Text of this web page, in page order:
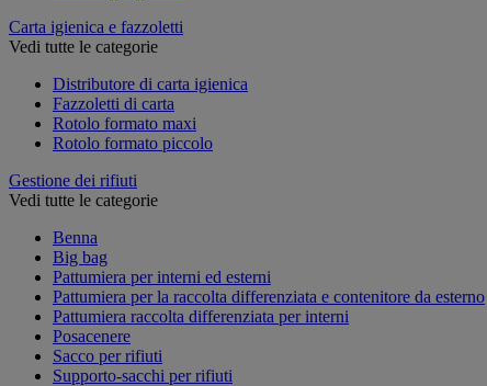
Carta igienica e fazzoletti
Vedi tutte le categorie
Distributore di carta igienica
Fazzoletti di carta
Rotolo formato maxi
Rotolo formato piccolo
Gestione dei rifiuti
Vedi tutte le categorie
Benna
Big bag
Pattumiera per interni ed esterni
Pattumiera per la raccolta differenziata e contenitore da esterno
Pattumiera raccolta differenziata per interni
Posacenere
Sacco per rifiuti
Supporto-sacchi per rifiuti